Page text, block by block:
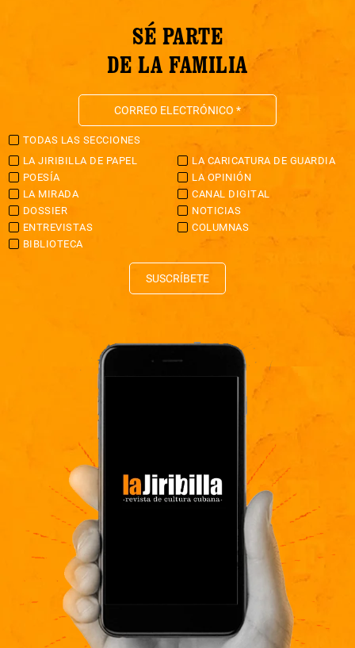
SÉ PARTE
DE LA FAMILIA
TODAS LAS SECCIONES
LA JIRIBILLA DE PAPEL
LA CARICATURA DE GUARDIA
POESÍA
LA OPINIÓN
LA MIRADA
CANAL DIGITAL
DOSSIER
NOTICIAS
ENTREVISTAS
COLUMNAS
BIBLIOTECA
SUSCRÍBETE